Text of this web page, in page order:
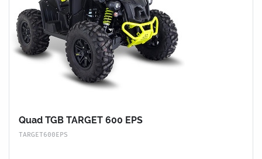
Quad TGB TARGET 600 EPS
TARGET600EPS